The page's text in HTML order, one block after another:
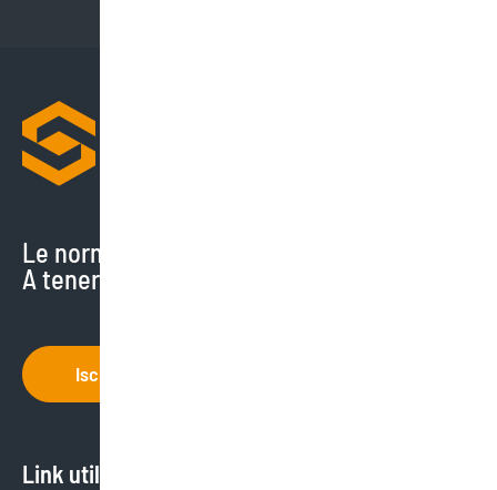
Le normative cambiano di continuo.
A tenerti aggiornato ci pensiamo noi.
Iscriviti
Link utili